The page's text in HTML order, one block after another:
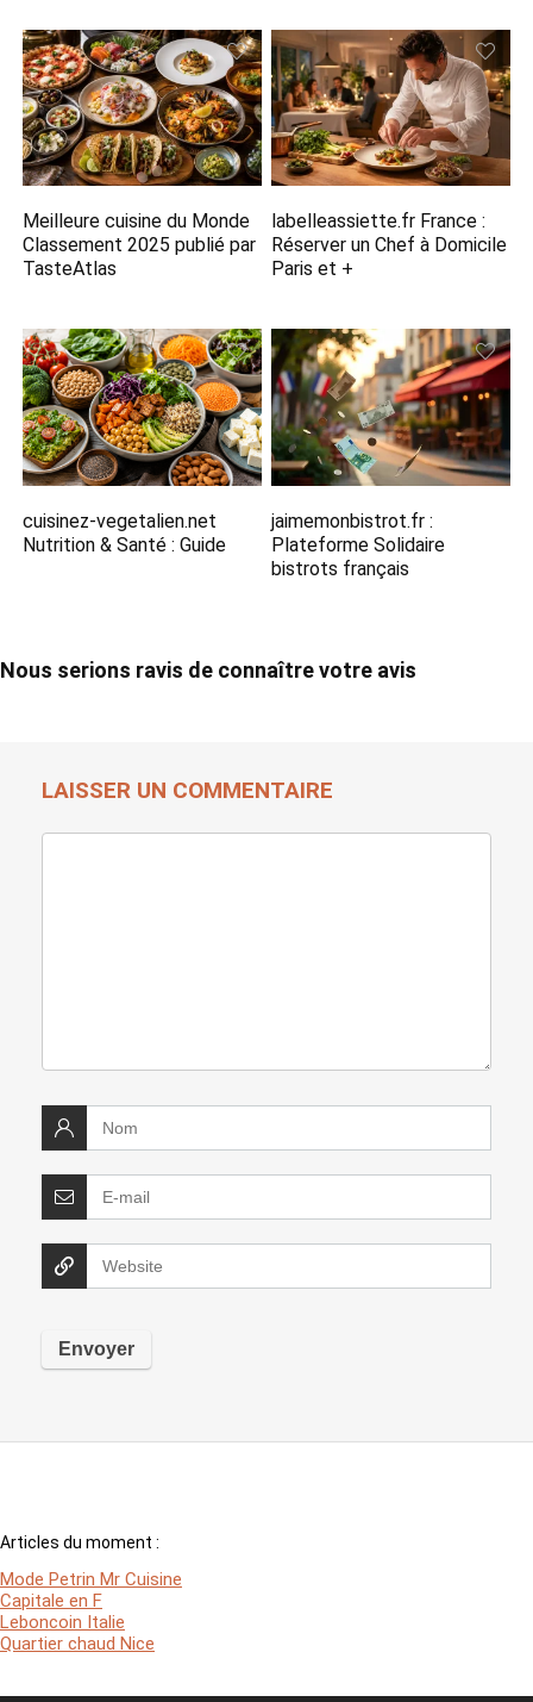
Meilleure cuisine du Monde
Classement 2025​ publié par
TasteAtlas
labelleassiette.fr France :
Réserver un Chef à Domicile
Paris et +
cuisinez-vegetalien.net
Nutrition​ & Santé : Guide
jaimemonbistrot.fr :
Plateforme Solidaire
bistrots français
Nous serions ravis de connaître votre avis
LAISSER UN COMMENTAIRE
Articles du moment :
Mode Petrin Mr Cuisine
Capitale en F
Leboncoin Italie
Quartier chaud Nice